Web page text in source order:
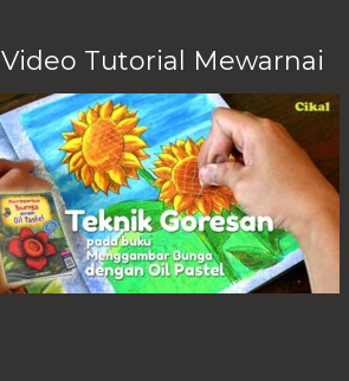
Video Tutorial Mewarnai